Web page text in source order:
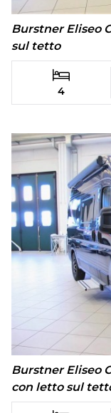
Burstner Eliseo
sul tetto
4
Burstner Eliseo
con letto sul